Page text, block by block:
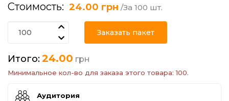
Стоимость: 24.00 грн /За 100 шт.
Заказать пакет
Итого:24.00 грн
Минимальное кол-во для заказа этого товара: 100.
Аудитория